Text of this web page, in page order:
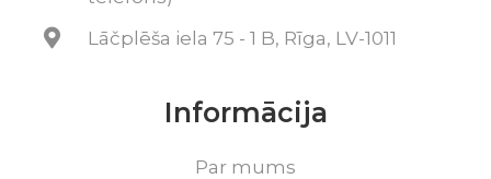
Lāčplēša iela 75 - 1 B, Rīga, LV-1011
Informācija
Par mums